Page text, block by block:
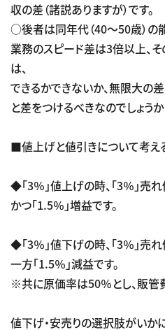
収の差（諸説ありますが）です。
○後者は同年代（40～50歳）の
業務のスピード差は3倍以上、
は、
できるかできないか、無限大の
と差をつけるべきなのでしょう
■値上げと値引きについて考え
◆「3％」値上げの時、「3％」売
かつ「1.5％」増益です。
◆「3％」値下げの時、「3％」売
一方「1.5％」減益です。
※共に原価率は50％とし、販管
値下げ・安売りの選択肢がいか